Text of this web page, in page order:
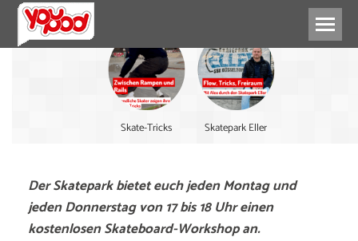
Skate-Tricks Skatepark Eller
Der Skatepark bietet euch jeden Montag und
jeden Donnerstag von 17 bis 18 Uhr einen
kostenlosen Skateboard-Workshop an.